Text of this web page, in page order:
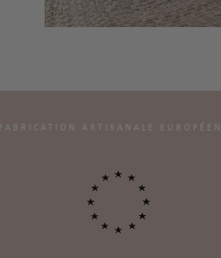
FABRICATION ARTISANALE